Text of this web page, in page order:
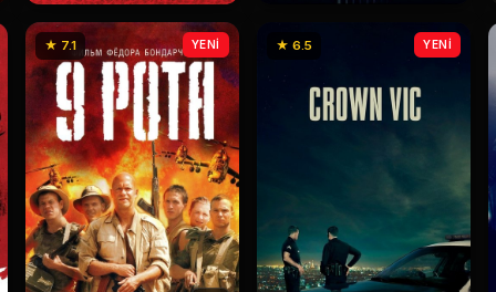
★ 7.1 YENİ ★ 6.5 YENİ